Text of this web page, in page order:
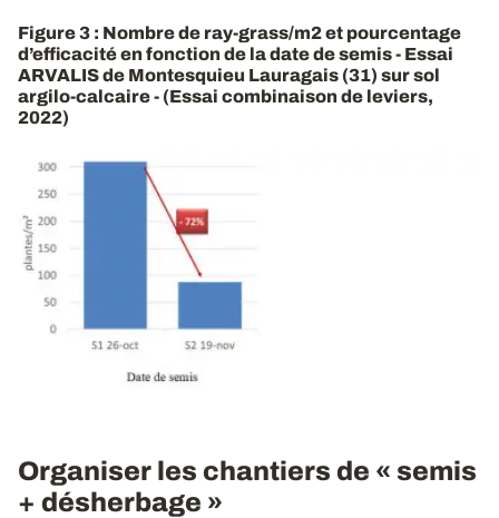
Figure 3 : Nombre de ray-grass/m2 et pourcentage
d’efficacité en fonction de la date de semis - Essai
ARVALIS de Montesquieu Lauragais (31) sur sol
argilo-calcaire - (Essai combinaison de leviers,
2022)
Organiser les chantiers de « semis
+ désherbage »